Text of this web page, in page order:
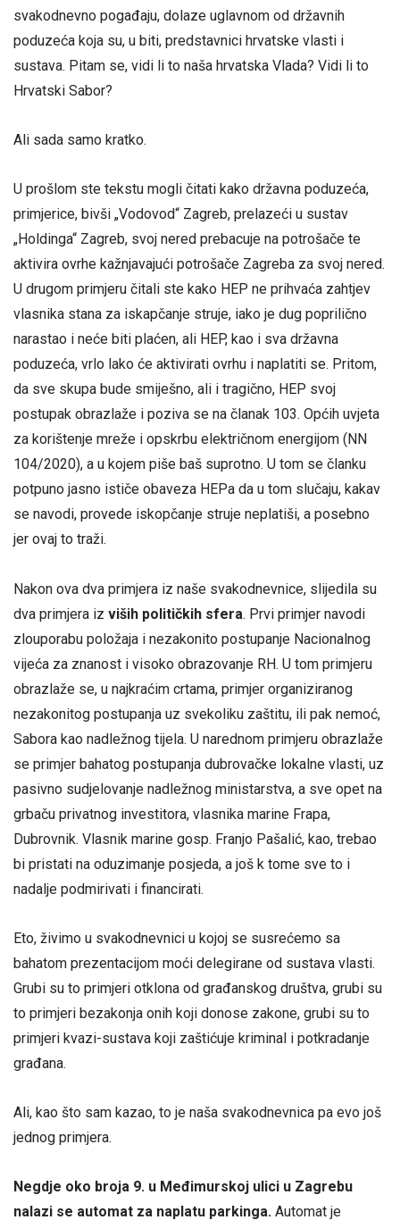
svakodnevno pogađaju, dolaze uglavnom od državnih
poduzeća koja su, u biti, predstavnici hrvatske vlasti i
sustava. Pitam se, vidi li to naša hrvatska Vlada? Vidi li to
Hrvatski Sabor?
Ali sada samo kratko.
U prošlom ste tekstu mogli čitati kako državna poduzeća,
primjerice, bivši „Vodovod“ Zagreb, prelazeći u sustav
„Holdinga“ Zagreb, svoj nered prebacuje na potrošače te
aktivira ovrhe kažnjavajući potrošače Zagreba za svoj nered.
U drugom primjeru čitali ste kako HEP ne prihvaća zahtjev
vlasnika stana za iskapčanje struje, iako je dug poprilično
narastao i neće biti plaćen, ali HEP, kao i sva državna
poduzeća, vrlo lako će aktivirati ovrhu i naplatiti se. Pritom,
da sve skupa bude smiješno, ali i tragično, HEP svoj
postupak obrazlaže i poziva se na članak 103. Općih uvjeta
za korištenje mreže i opskrbu električnom energijom (NN
104/2020), a u kojem piše baš suprotno. U tom se članku
potpuno jasno ističe obaveza HEPa da u tom slučaju, kakav
se navodi, provede iskopčanje struje neplatiši, a posebno
jer ovaj to traži.
Nakon ova dva primjera iz naše svakodnevnice, slijedila su
dva primjera iz viših političkih sfera. Prvi primjer navodi
zlouporabu položaja i nezakonito postupanje Nacionalnog
vijeća za znanost i visoko obrazovanje RH. U tom primjeru
obrazlaže se, u najkraćim crtama, primjer organiziranog
nezakonitog postupanja uz svekoliku zaštitu, ili pak nemoć,
Sabora kao nadležnog tijela. U narednom primjeru obrazlaže
se primjer bahatog postupanja dubrovačke lokalne vlasti, uz
pasivno sudjelovanje nadležnog ministarstva, a sve opet na
grbaču privatnog investitora, vlasnika marine Frapa,
Dubrovnik. Vlasnik marine gosp. Franjo Pašalić, kao, trebao
bi pristati na oduzimanje posjeda, a još k tome sve to i
nadalje podmirivati i financirati.
Eto, živimo u svakodnevnici u kojoj se susrećemo sa
bahatom prezentacijom moći delegirane od sustava vlasti.
Grubi su to primjeri otklona od građanskog društva, grubi su
to primjeri bezakonja onih koji donose zakone, grubi su to
primjeri kvazi-sustava koji zaštićuje kriminal i potkradanje
građana.
Ali, kao što sam kazao, to je naša svakodnevnica pa evo još
jednog primjera.
Negdje oko broja 9. u Međimurskoj ulici u Zagrebu
nalazi se automat za naplatu parkinga. Automat je